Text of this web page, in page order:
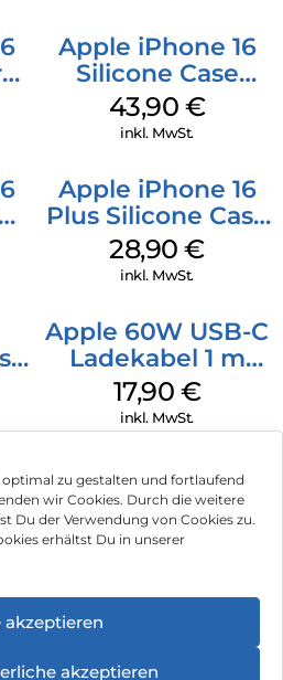
zu gestalten und fortlaufend
wir Cookies. Durch die weitere
Du der Verwendung von Cookies zu.
erhältst Du in unserer
akzeptieren
akzeptieren
Apple iPhone 16
Silicone Case
MagSafe Plum
43,90 €
inkl. MwSt.
Apple iPhone 16
Plus Silicone Case
MagSafe Black
28,90€
inkl. MwSt.
Apple 60W USB-C
Ladekabel 1 m
Weiß
17,90 €
inkl. MwSt.